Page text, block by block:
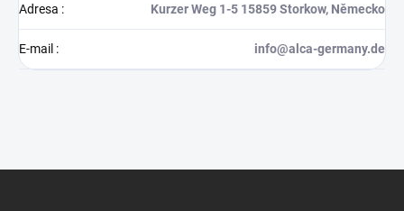
Adresa : Kurzer Weg 1-5 15859 Storkow, Německo
E-mail : info@alca-germany.de